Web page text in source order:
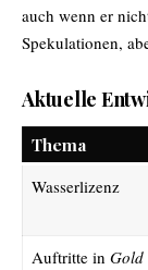
auch wenn er
Spekulationen,
Aktuelle
Thema
Wasserlizenz
Auftritte in Gold